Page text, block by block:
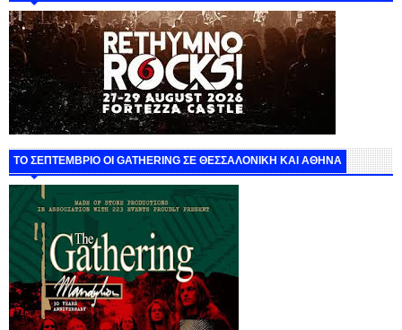
ΤΟ ΣΕΠΤΕΜΒΡΙΟ ΟΙ GATHERING ΣΕ ΘΕΣΣΑΛΟΝΙΚΗ ΚΑΙ ΑΘΗΝΑ